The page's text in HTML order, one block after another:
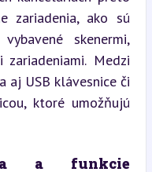
zariadenia, ako sú
skenermi,
Medzi
aj USB klávesnice či
ktoré umožňujú
a funkcie